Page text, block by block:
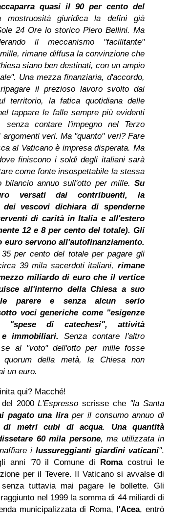
quasi il 90 per cento del
mostruosità giuridica la definì già
24 Ore lo storico Piero Bellini. Ma
il meccanismo "facilitante"
rimane diffusa la convinzione che
siano ben destinati, con un ampio
Una mezza finanziaria, d'accordo,
il prezioso lavoro svolto dai
territorio, la fatica quotidiana delle
tappare le falle sempre più evidenti
senza contare l'impegno nel Terzo
argomenti veri. Ma "quanto" veri? Fare
al Vaticano è impresa disperata. Ma
finiscono i soldi degli italiani sarà
come fonte insospettabile la stessa
annuo sull'otto per mille. Su
versati dai contribuenti, la
dei vescovi dichiara di spenderne
di carità in Italia e all'estero
12 e 8 per cento del totale). Gli
euro servono all'autofinanziamento.
per cento del totale per pagare gli
39 mila sacerdoti italiani, rimane
miliardo di euro che il vertice
all'interno della Chiesa a suo
parere e senza alcun serio
voci generiche come "esigenze
di catechesi", attività
immobiliari. Senza contare l'altro
se al "voto" dell'otto per mille fosse
quorum della metà, la Chiesa non
un euro.
qui? Macché!
del 2000L'Espresso scrisse che "la Santa
pagato una liraper il consumo annuo di
metri cubi di acqua. Una quantità
60 mila persone, ma utilizzata in
ilussureggianti giardini vaticani".
anni '70 il Comune di Romacostruì le
per il Tevere. Il Vaticano si avvalse di
tuttavia mai pagare le bollette. Gli
nel 1999 la somma di 44 miliardi di
municipalizzata di Roma, l'Acea, entrò